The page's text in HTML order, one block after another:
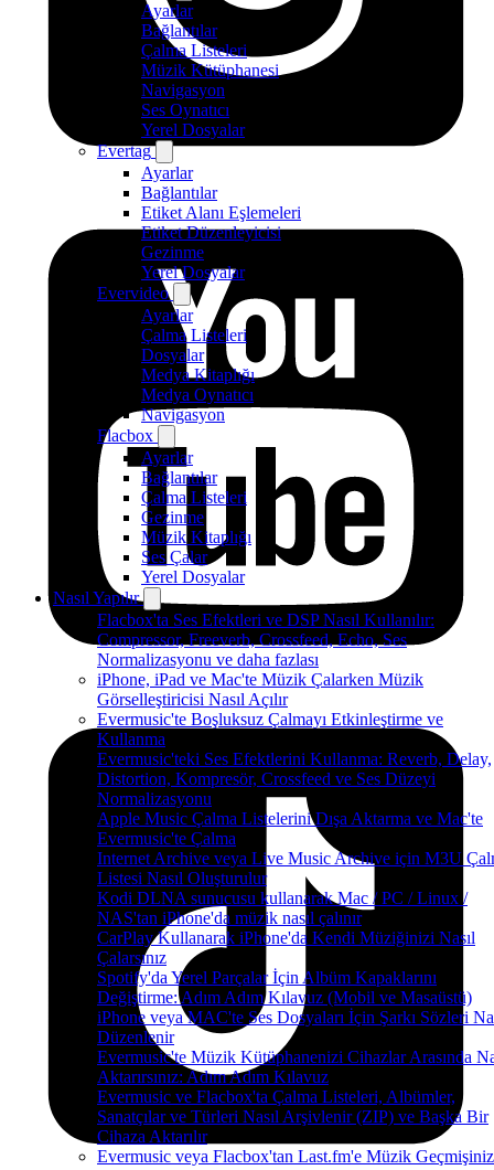
Ayarlar
Bağlantılar
Çalma Listeleri
Müzik Kütüphanesi
Navigasyon
Ses Oynatıcı
Yerel Dosyalar
Evertag
Ayarlar
Bağlantılar
Etiket Alanı Eşlemeleri
Etiket Düzenleyicisi
Gezinme
Yerel Dosyalar
Evervideo
Ayarlar
Çalma Listeleri
Dosyalar
Medya Kitaplığı
Medya Oynatıcı
Navigasyon
Flacbox
Ayarlar
Bağlantılar
Çalma Listeleri
Gezinme
Müzik Kitaplığı
Ses Çalar
Yerel Dosyalar
Nasıl Yapılır
Flacbox'ta Ses Efektleri ve DSP Nasıl Kullanılır:
Compressor, Freeverb, Crossfeed, Echo, Ses
Normalizasyonu ve daha fazlası
iPhone, iPad ve Mac'te Müzik Çalarken Müzik
Görselleştiricisi Nasıl Açılır
Evermusic'te Boşluksuz Çalmayı Etkinleştirme ve
Kullanma
Evermusic'teki Ses Efektlerini Kullanma: Reverb, Delay,
Distortion, Kompresör, Crossfeed ve Ses Düzeyi
Normalizasyonu
Apple Music Çalma Listelerini Dışa Aktarma ve Mac'te
Evermusic'te Çalma
Internet Archive veya Live Music Archive için M3U
Listesi Nasıl Oluşturulur
Kodi DLNA sunucusu kullanarak Mac / PC / Linux /
NAS'tan iPhone'da müzik nasıl çalınır
CarPlay Kullanarak iPhone'da Kendi Müziğinizi Nasıl
Çalarsınız
Spotify'da Yerel Parçalar İçin Albüm Kapaklarını
Değiştirme: Adım Adım Kılavuz (Mobil ve Masaüstü)
iPhone veya MAC'te Ses Dosyaları İçin Şarkı Sözleri
Düzenlenir
Evermusic'te Müzik Kütüphanenizi Cihazlar Arasında
Aktarırsınız: Adım Adım Kılavuz
Evermusic ve Flacbox'ta Çalma Listeleri, Albümler,
Sanatçılar ve Türleri Nasıl Arşivlenir (ZIP) ve Başka Bir
Cihaza Aktarılır
Evermusic veya Flacbox'tan Last.fm'e Müzik